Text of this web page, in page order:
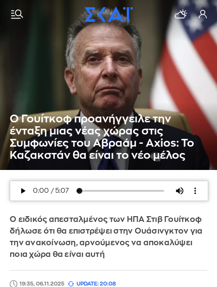
Ο Γουίτκοφ προανήγγειλε την
ένταξη μιας νέας χώρας στις
Συμφωνίες του Αβραάμ - Axios: Το
Καζακστάν θα είναι το νέο μέλος
Ο ειδικός απεσταλμένος των ΗΠΑ Στιβ Γουίτκοφ
δήλωσε ότι θα επιστρέψει στην Ουάσινγκτον για
την ανακοίνωση, αρνούμενος να αποκαλύψει
ποια χώρα θα είναι αυτή
19:35, 06.11.2025 UPDATE: 20:08